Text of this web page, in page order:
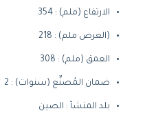
الارتفاع (ملم) : 354
(العرض ملم) : 218
العمق (ملم) : 308
ضمان المُصنِّع (سنوات) : 2
بلد المنشأ : الصين